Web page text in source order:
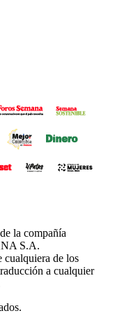
la compañía
S.A.
cualquiera de los
a cualquier